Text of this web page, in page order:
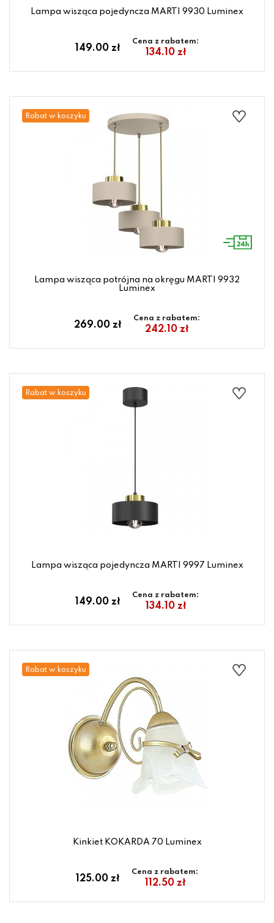
Lampa wisząca pojedyncza MARTI 9930 Luminex
149.00 zł
Cena z rabatem:
134.10 zł
Rabat w koszyku
Lampa wisząca potrójna na okręgu MARTI 9932
Luminex
269.00 zł
Cena z rabatem:
242.10 zł
Rabat w koszyku
Lampa wisząca pojedyncza MARTI 9997 Luminex
149.00 zł
Cena z rabatem:
134.10 zł
Rabat w koszyku
Kinkiet KOKARDA 70 Luminex
125.00 zł
Cena z rabatem:
112.50 zł